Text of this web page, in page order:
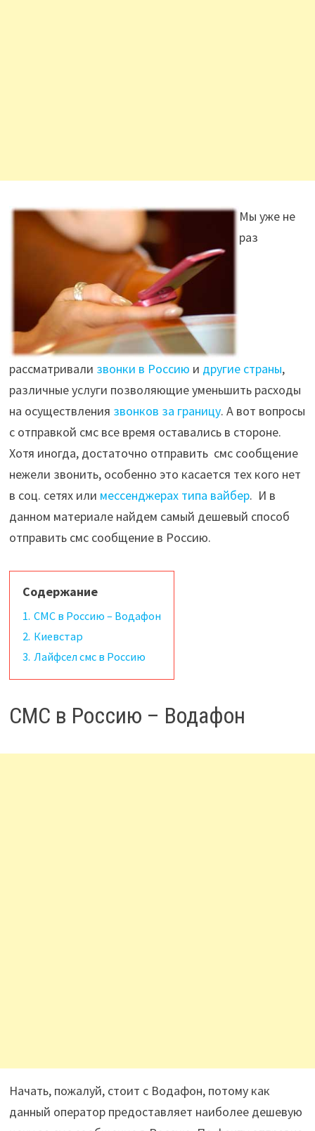
Мы уже не
раз
рассматривали звонки в Россию и другие страны,
различные услуги позволяющие уменьшить расходы
на осуществления звонков за границу. А вот вопросы
с отправкой смс все время оставались в стороне.
Хотя иногда, достаточно отправить смс сообщение
нежели звонить, особенно это касается тех кого нет
в соц. сетях или мессенджерах типа вайбер. И в
данном материале найдем самый дешевый способ
отправить смс сообщение в Россию.
Содержание
1. СМС в Россию – Водафон
2. Киевстар
3. Лайфсел смс в Россию
СМС в Россию – Водафон
Начать, пожалуй, стоит с Водафон, потому как
данный оператор предоставляет наиболее дешевую